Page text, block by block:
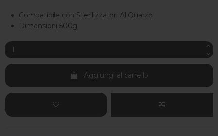
Compatibile con Sterilizzatori Al Quarzo
Dimensioni 500g
Aggiungi al carrello